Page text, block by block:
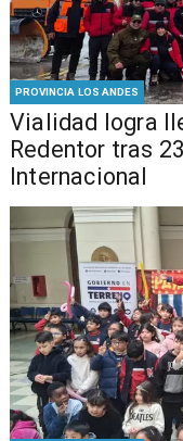
PROVINCIA LOS ANDES
Vialidad logra
Redentor tras
Internacional